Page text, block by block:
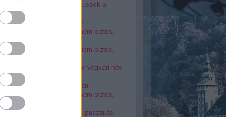
balesetek Lillafüreden - buszok a
kolostor a Bükk rejtekében
érdekesség, amit nem biztos,
tudtál Miskolcról - 2. rész
érdekesség, amit nem biztos,
Péter az elfeledett magyar végvári hős
szikla legendája
Seuso-kincs nyomában
érdekesség, amit nem biztos,
Miskolcról - 4. rész
és két óra között a halál és pusztulás